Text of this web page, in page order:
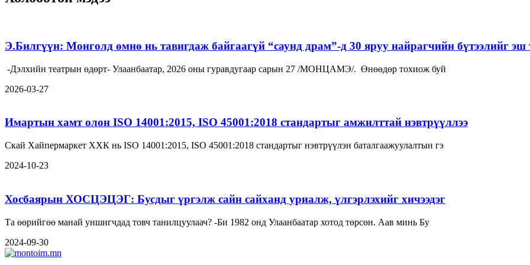
Э.Билгүүн: Монголд өмнө нь тавигдаж байгаагүй “саунд драм”-д 30 яруу найрагчийн бүтээлийг эш
-Дэлхийн театрын өдөрт- Улаанбаатар, 2026 оны гуравдугаар сарын 27 /МОНЦАМЭ/. Өнөөдөр тохиож буй
2026-03-27
Имартын хамт олон ISO 14001:2015, ISO 45001:2018 стандартыг амжилттай нэвтрүүллээ
Скай Хайпермаркет ХХК нь ISO 14001:2015, ISO 45001:2018 стандартыг нэвтрүүлэн баталгаажуулалтын гэ
2024-10-23
Хосбаярын ХОСЦЭЦЭГ: Бусдыг үргэлж сайн сайханд уриалж, үлгэрлэхийг хичээдэг
Та өөрийгөө манай уншигчдад товч танилцуулаач? -Би 1982 онд Улаанбаатар хотод төрсөн. Аав минь Бу
2024-09-30